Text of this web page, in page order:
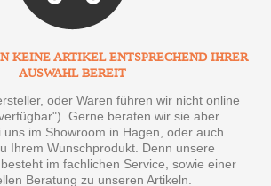
KEINE ARTIKEL ENTSPRECHEND IHRER
AUSWAHL BEREIT
oder Waren führen wir nicht online
Gerne beraten wir sie aber
im Showroom in Hagen, oder auch
Ihrem Wunschprodukt. Denn unsere
im fachlichen Service, sowie einer
Beratung zu unseren Artikeln.